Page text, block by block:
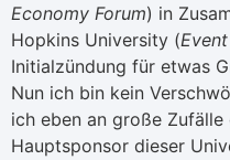
Economy Forum) in
Hopkins University (
Initialzündung für etwas
Nun ich bin kein
ich eben an große
Hauptsponsor dieser